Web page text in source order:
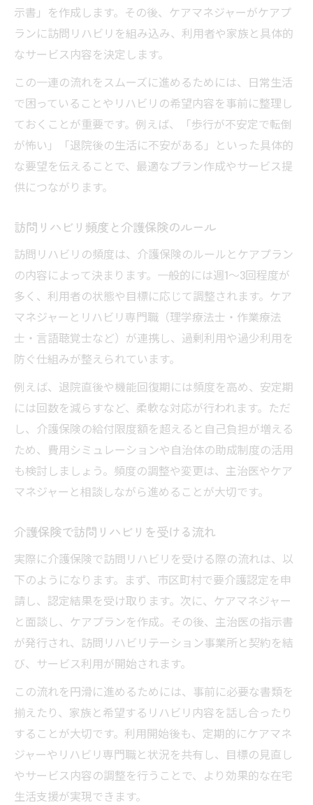
示書」を作成します。その後、ケアマネジャーがケアプ
ランに訪問リハビリを組み込み、利用者や家族と具体的
なサービス内容を決定します。
この一連の流れをスムーズに進めるためには、日常生活
で困っていることやリハビリの希望内容を事前に整理し
ておくことが重要です。例えば、「歩行が不安定で転倒
が怖い」「退院後の生活に不安がある」といった具体的
な要望を伝えることで、最適なプラン作成やサービス提
供につながります。
訪問リハビリ頻度と介護保険のルール
訪問リハビリの頻度は、介護保険のルールとケアプラン
の内容によって決まります。一般的には週1～3回程度が
多く、利用者の状態や目標に応じて調整されます。ケア
マネジャーとリハビリ専門職（理学療法士・作業療法
士・言語聴覚士など）が連携し、過剰利用や過少利用を
防ぐ仕組みが整えられています。
例えば、退院直後や機能回復期には頻度を高め、安定期
には回数を減らすなど、柔軟な対応が行われます。ただ
し、介護保険の給付限度額を超えると自己負担が増える
ため、費用シミュレーションや自治体の助成制度の活用
も検討しましょう。頻度の調整や変更は、主治医やケア
マネジャーと相談しながら進めることが大切です。
介護保険で訪問リハビリを受ける流れ
実際に介護保険で訪問リハビリを受ける際の流れは、以
下のようになります。まず、市区町村で要介護認定を申
請し、認定結果を受け取ります。次に、ケアマネジャー
と面談し、ケアプランを作成。その後、主治医の指示書
が発行され、訪問リハビリテーション事業所と契約を結
び、サービス利用が開始されます。
この流れを円滑に進めるためには、事前に必要な書類を
揃えたり、家族と希望するリハビリ内容を話し合ったり
することが大切です。利用開始後も、定期的にケアマネ
ジャーやリハビリ専門職と状況を共有し、目標の見直し
やサービス内容の調整を行うことで、より効果的な在宅
生活支援が実現できます。